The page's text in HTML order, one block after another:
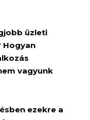
üzleti
Hogyan
vagyunk
ezekre a